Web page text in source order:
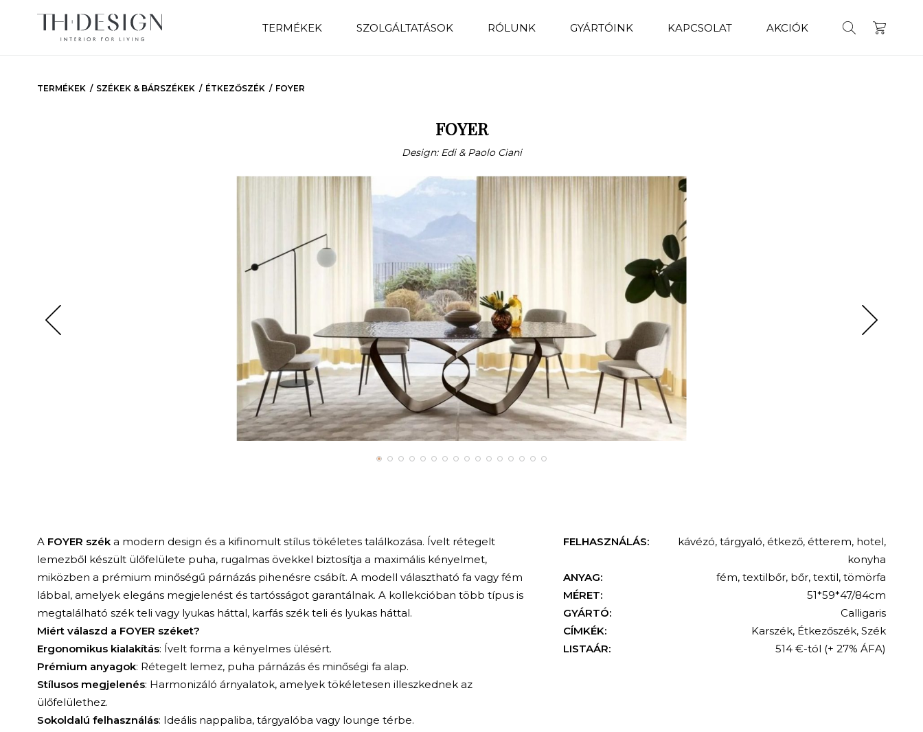
TERMÉKEK SZOLGÁLTATÁSOK RÓLUNK GYÁRTÓINK KAPCSOLAT AKCIÓK
TERMÉKEK SZÉKEK & BÁRSZÉKEK ÉTKEZŐSZÉK FOYER
FOYER
Design: Edi & Paolo Ciani
A FOYER széka modern design és a kifinomult stílus tökéletes találkozása. Ívelt rétegelt
lemezből készült ülőfelülete puha, rugalmas övekkel biztosítja a maximális kényelmet,
miközben a prémium minőségű párnázás pihenésre csábít. A modell választható fa vagy fém
lábbal, amelyek elegáns megjelenést és tartósságot garantálnak. A kollekcióban több típus is
megtalálható szék teli vagy lyukas háttal, karfás szék teli és lyukas háttal.
Miért válaszd a FOYER széket?
Ergonomikus kialakítás: Ívelt forma a kényelmes ülésért.
Prémium anyagok: Rétegelt lemez, puha párnázás és minőségi fa alap.
Stílusos megjelenés: Harmonizáló árnyalatok, amelyek tökéletesen illeszkednek az
ülőfelülethez.
Sokoldalú felhasználás: Ideális nappaliba, tárgyalóba vagy lounge térbe.
FELHASZNÁLÁS: kávézó,tárgyaló, étkező, étterem, hotel,
konyha
ANYAG:
fém,textilbőr, bőr,textil,tömörfa
MÉRET:
51*59*47/84cm
GYÁRTÓ:
Calligaris
CÍMKÉK:
Karszék, Étkezőszék,Szék
LISTAÁR:
514 €-tól (+ 27% ÁFA)